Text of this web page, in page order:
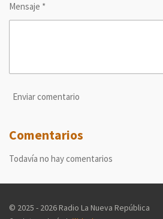
Mensaje *
Enviar comentario
Comentarios
Todavía no hay comentarios
© 2025 - 2026 Radio La Nueva República